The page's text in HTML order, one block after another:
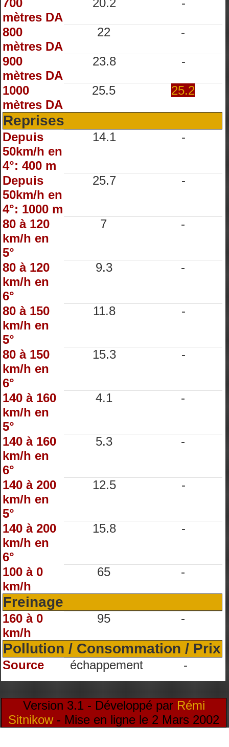
700
mètres DA
20.2 -
800
mètres DA
22 -
900
mètres DA
23.8 -
1000
mètres DA
25.5 25.2
Reprises
Depuis
50km/h en
4°: 400 m
14.1 -
Depuis
50km/h en
4°: 1000 m
25.7 -
80 à 120
km/h en
5°
7 -
80 à 120
km/h en
6°
9.3 -
80 à 150
km/h en
5°
11.8 -
80 à 150
km/h en
6°
15.3 -
140 à 160
km/h en
5°
4.1 -
140 à 160
km/h en
6°
5.3 -
140 à 200
km/h en
5°
12.5 -
140 à 200
km/h en
6°
15.8 -
100 à 0
km/h
65 -
Freinage
160 à 0
km/h
95 -
Pollution / Consommation / Prix
Source échappement -
Version 3.1 - Développé par Rémi
Sitnikow- Mise en ligne le 2 Mars 2002